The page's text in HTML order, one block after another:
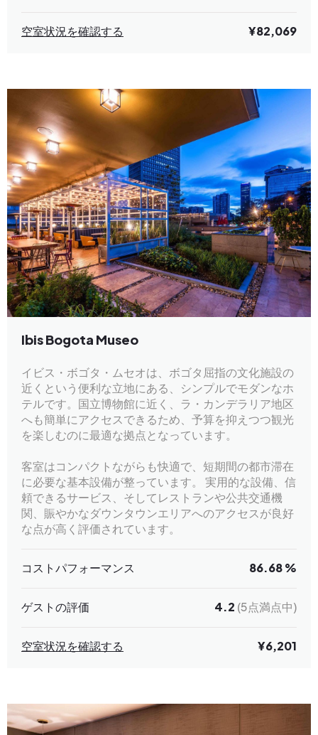
空室状況を確認する ¥82,069
Ibis Bogota Museo
イビス・ボゴタ・ムセオは、ボゴタ屈指の文化施設の
近くという便利な立地にある、シンプルでモダンなホ
テルです。国立博物館に近く、ラ・カンデラリア地区
へも簡単にアクセスできるため、予算を抑えつつ観光
を楽しむのに最適な拠点となっています。
客室はコンパクトながらも快適で、短期間の都市滞在
に必要な基本設備が整っています。 実用的な設備、信
頼できるサービス、そしてレストランや公共交通機
関、賑やかなダウンタウンエリアへのアクセスが良好
な点が高く評価されています。
コストパフォーマンス 86.68 %
ゲストの評価 4.2 (5点満点中)
空室状況を確認する ¥6,201